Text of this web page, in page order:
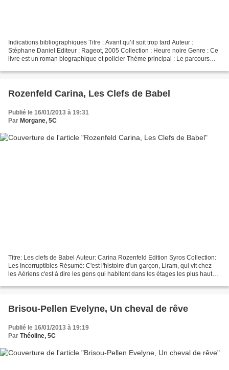
Indications bibliographiques Titre : Avant qu’il soit trop tard Auteur :
Stéphane Daniel Editeur : Rageot, 2005 Collection : Heure noire Genre : Ce
livre est un roman biographique et policier Thème principal : Le parcours
Rozenfeld Carina, Les Clefs de Babel
Publié le 16/01/2013 à 19:31
Par Morgane, 5C
Titre: Les clefs de Babel Auteur: Carina Rozenfeld Edition Syros Collection:
Les Incorruptibles Résumé: C'est l'histoire d'un garçon, Liram, qui vit chez
les Aériens c'est à dire les gens qui habitent dans les étages les plus hauts
Brisou-Pellen Evelyne, Un cheval de rêve
Publié le 16/01/2013 à 19:19
Par Théoline, 5C